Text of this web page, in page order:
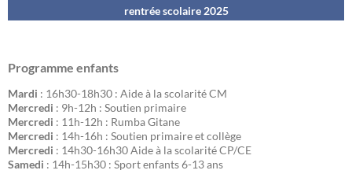
rentrée scolaire 2025
Programme enfants
Mardi : 16h30-18h30 : Aide à la scolarité CM
Mercredi : 9h-12h : Soutien primaire
Mercredi : 11h-12h : Rumba Gitane
Mercredi : 14h-16h : Soutien primaire et collège
Mercredi : 14h30-16h30 Aide à la scolarité CP/CE
Samedi : 14h-15h30 : Sport enfants 6-13 ans